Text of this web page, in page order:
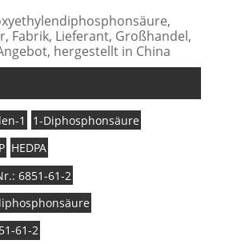
Fabrik, Lieferant, Großhandel,
hergestellt in China
1
1-Diphosphonsäure
HEDPA
6851-61-2
61-2